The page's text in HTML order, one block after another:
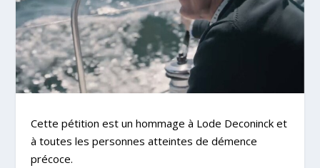
Cette pétition est un hommage à Lode Deconinck et
à toutes les personnes atteintes de démence
précoce.